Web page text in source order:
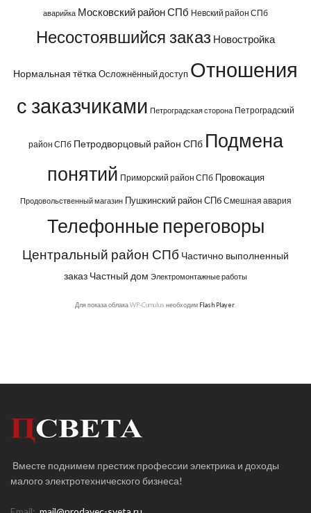
аварийка Московский район СПб Невский район СПб
Несостоявшийся заказ Новостройка
Нормальная тётка Осложнённый доступ Отношения
с заказчиками Петроградская сторона Петроградский
район СПб Петродворцовый район СПб Подмена
понятий Приморский район СПб Провокация
Продовольственный магазин Пушкинский район СПб Смешная авария
Телефонные переговоры
Центральный район СПб Частично выполненный
заказ Частный дом Электромонтажные работы
Для показа облака WP-Cumulus необходим Flash Player
Вместе поднимем престиж профессии электрика и доходы
малого электротехнического бизнеса!